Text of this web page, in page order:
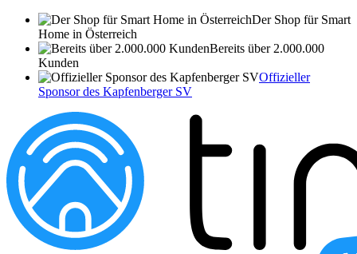
Der Shop für Smart
Home in Österreich
Bereits über 2.000.000
Kunden
Offizieller
Sponsor des Kapfenberger SV